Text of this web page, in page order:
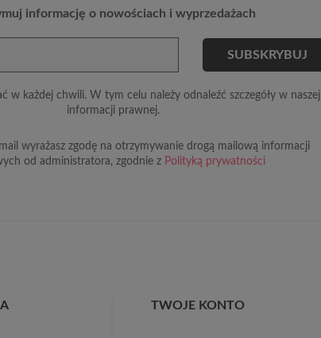
informację o nowościach i wyprzedażach
w każdej chwili. W tym celu należy odnaleźć szczegóły w naszej
informacji prawnej.
wyrażasz zgodę na otrzymywanie drogą mailową informacji
od administratora, zgodnie z Polityką prywatności
TWOJE KONTO